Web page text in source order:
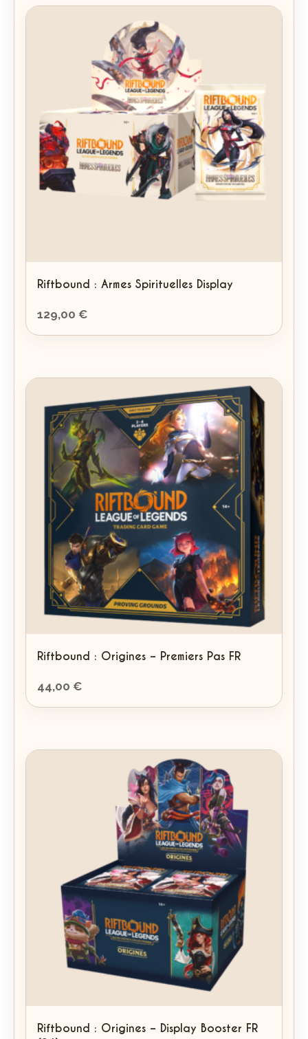
Riftbound : Armes Spirituelles Display
129,00 €
Riftbound : Origines – Premiers Pas FR
44,00 €
Riftbound : Origines – Display Booster FR